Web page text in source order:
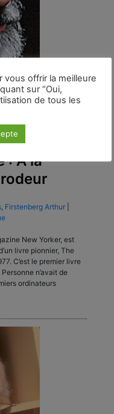
sans
: À la
, Firstenberg Arthur
New Yorker, est
livre pionnier, The
C’est le premier livre
n’avait de
ordinateurs
vous offrir la meilleure
sur “Oui,
de tous les